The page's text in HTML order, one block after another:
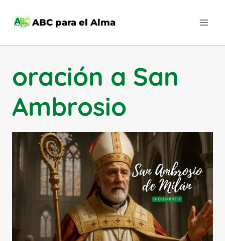
ABC para el Alma
oración a San
Ambrosio